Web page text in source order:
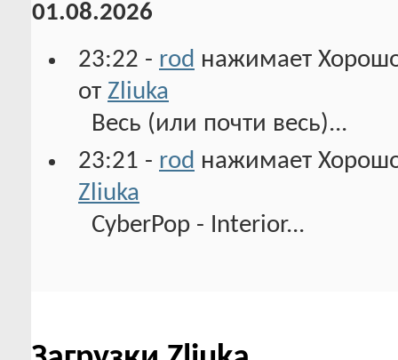
01.08.2026
23:22 - rod нажимает
от Zliuka
Весь (или почти весь)...
23:21 - rod нажимает
Zliuka
CyberPop - Interior...